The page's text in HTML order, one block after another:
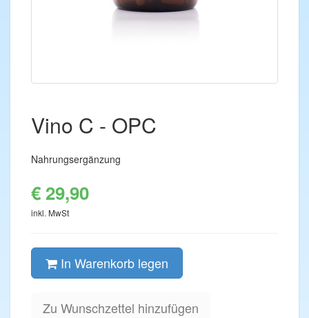
Vino C - OPC
Nahrungsergänzung
€ 29,90
inkl. MwSt
In Warenkorb legen
Zu Wunschzettel hinzufügen